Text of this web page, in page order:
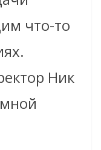
что-то
Ник